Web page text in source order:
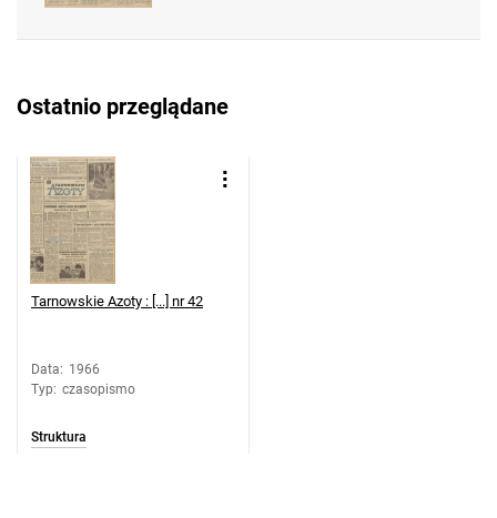
Feliksa Dzierżyńskiego. 1966, nr 42
Robotniczego Zakładów Azotowych im.
Feliksa Dzierżyńskiego. 1966, nr 43
Tarnowskie Azoty : Organ Samorządu
Robotniczego Zakładów Azotowych im.
Feliksa Dzierżyńskiego. 1966, nr 44
Tarnowskie Azoty : Organ Samorządu
Feliksa Dzierżyńskiego. 1966, nr 45
Tarnowskie Azoty : Organ Samorządu
Ostatnio przeglądane
Tarnowskie Azoty : [...] nr 42
Data: 1966
Typ: czasopismo
Struktura